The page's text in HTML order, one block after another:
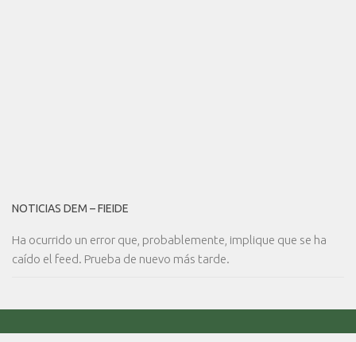
NOTICIAS DEM – FIEIDE
Ha ocurrido un error que, probablemente, implique que se ha
caído el feed. Prueba de nuevo más tarde.